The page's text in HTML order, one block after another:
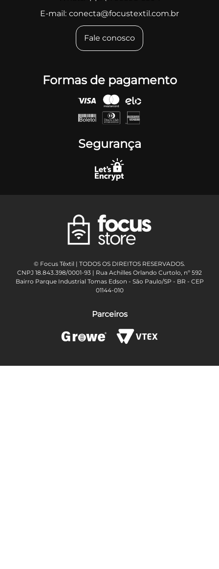
E-mail: conecta@focustextil.com.br
Fale conosco
Formas de pagamento
Segurança
© Focus Têxtil | TODOS OS DIREITOS RESERVADOS.
CNPJ 18.843.398/0001-93 | Rua Achilles Orlando Curtolo, nº 592
Bairro Parque Industrial Tomas Edson - São Paulo/SP - BR - CEP
01144-010
Parceiros